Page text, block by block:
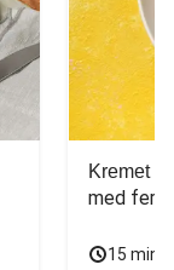
Kremet
med
15